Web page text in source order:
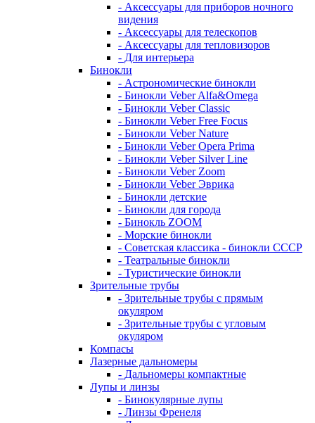
- Аксессуары для приборов ночного
видения
- Аксессуары для телескопов
- Аксессуары для тепловизоров
- Для интерьера
Бинокли
- Астрономические бинокли
- Бинокли Veber Alfa&Omega
- Бинокли Veber Classic
- Бинокли Veber Free Focus
- Бинокли Veber Nature
- Бинокли Veber Opera Prima
- Бинокли Veber Silver Line
- Бинокли Veber Zoom
- Бинокли Veber Эврика
- Бинокли детские
- Бинокли для города
- Бинокль ZOOM
- Морские бинокли
- Советская классика - бинокли СССР
- Театральные бинокли
- Туристические бинокли
Зрительные трубы
- Зрительные трубы с прямым
окуляром
- Зрительные трубы с угловым
окуляром
Компасы
Лазерные дальномеры
- Дальномеры компактные
Лупы и линзы
- Бинокулярные лупы
- Линзы Френеля